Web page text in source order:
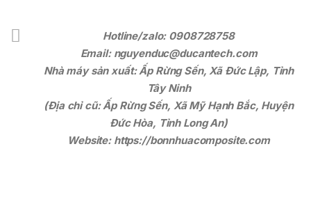
Hotline/zalo: 0908728758
Email: nguyenduc@ducantech.com
Nhà máy sản xuất: Ấp Rừng Sến, Xã Đức Lập, Tỉnh
Tây Ninh
(Địa chỉ cũ: Ấp Rừng Sến, Xã Mỹ Hạnh Bắc, Huyện
Đức Hòa, Tỉnh Long An)
Website: https://bonnhuacomposite.com